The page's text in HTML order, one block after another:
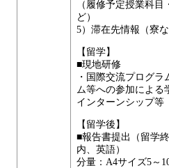
（履修予定授業科
ど）
5）滞在先情報（寮な
【留学】
■現地研修
・国際交流プログラ
ム等への参加による
インターンシップ等
【留学後】
■報告書提出（留学
内、英語）
分量：A4サイズ5～